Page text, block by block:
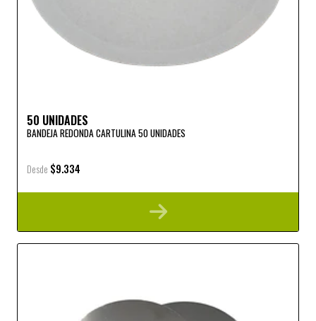
50 UNIDADES
BANDEJA REDONDA CARTULINA 50 UNIDADES
Desde $9.334